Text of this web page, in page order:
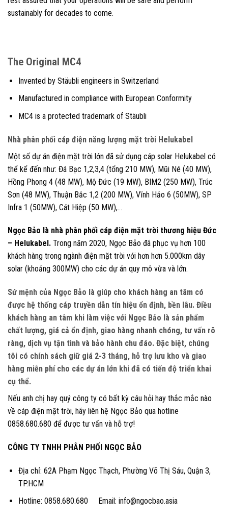
sustainably for decades to come.
The Original MC4
Invented by Stäubli engineers in Switzerland
Manufactured in compliance with European Conformity
MC4 is a protected trademark of Stäubli
Nhà phân phối cáp điện năng lượng mặt trời Helukabel
Một số dự án điện mặt trời lớn đã sử dụng cáp solar Helukabel có
thể kể đến như: Đá Bạc 1,2,3,4 (tổng 210 MW), Mũi Né (40 MW),
Hồng Phong 4 (48 MW), Mộ Đức (19 MW), BIM2 (250 MW), Trúc
Sơn (48 MW), Thuận Bắc 1,2 (200 MW), Vĩnh Hảo 6 (50MW), SP
Infra 1 (50MW), Cát Hiệp (50 MW),…
Ngọc Bảo là nhà phân phối cáp điện mặt trời thương hiệu Đức
– Helukabel. Trong năm 2020, Ngọc Bảo đã phục vụ hơn 100
khách hàng trong ngành điện mặt trời với hơn hơn 5.000km dây
solar (khoảng 300MW) cho các dự án quy mô vừa và lớn.
Sứ mệnh của Ngọc Bảo là giúp cho khách hàng an tâm có
được hệ thống cáp truyền dẫn tín hiệu ổn định, bền lâu. Điều
khách hàng an tâm khi làm việc với Ngọc Bảo là sản phẩm
chất lượng, giá cả ổn định, giao hàng nhanh chóng, tư vấn rõ
ràng, dịch vụ tận tình và bảo hành chu đáo. Đặc biệt, chúng
tôi có chính sách giữ giá 2-3 tháng, hỗ trợ lưu kho và giao
hàng miễn phí cho các dự án lớn khi đã có tiến độ triển khai
cụ thể.
Nếu anh chị hay quý công ty có bất kỳ câu hỏi hay thắc mắc nào
về cáp điện mặt trời, hãy liên hệ Ngọc Bảo qua hotline
0858.680.680 để được tư vấn và hỗ trợ!
CÔNG TY TNHH PHÂN PHỐI NGỌC BẢO
Địa chỉ: 62A Phạm Ngọc Thạch, Phường Võ Thị Sáu, Quận 3,
TP.HCM
Hotline: 0858.680.680 Email: info@ngocbao.asia